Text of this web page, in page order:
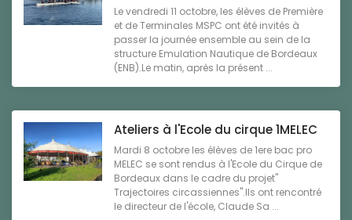
Le vendredi 11 octobre, les élèves de Première
et de Terminales MSPC ont été invités à
passer la journée ensemble au sein de la
structure Emulation Nautique de Bordeaux
(ENB).Le matin, après la présent ...
Ateliers à l'Ecole du cirque 1MELEC
Mardi 8 octobre les élèves de 1ere bac pro
MELEC se sont rendus à l'Ecole du Cirque de
Bordeaux dans le cadre du projet"
Trajectoires circassiennes".Ils ont rencontré
le directeur de l'école, Claude Sa ...